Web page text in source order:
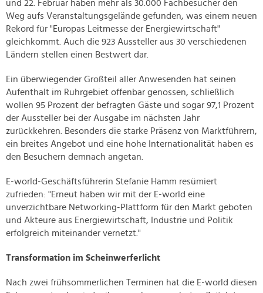
und 22. Februar haben mehr als 30.000 Fachbesucher den
Weg aufs Veranstaltungsgelände gefunden, was einem neuen
Rekord für "Europas Leitmesse der Energiewirtschaft"
gleichkommt. Auch die 923 Aussteller aus 30 verschiedenen
Ländern stellen einen Bestwert dar.
Ein überwiegender Großteil aller Anwesenden hat seinen
Aufenthalt im Ruhrgebiet offenbar genossen, schließlich
wollen 95 Prozent der befragten Gäste und sogar 97,1 Prozent
der Aussteller bei der Ausgabe im nächsten Jahr
zurückkehren. Besonders die starke Präsenz von Marktführern,
ein breites Angebot und eine hohe Internationalität haben es
den Besuchern demnach angetan.
E-world-Geschäftsführerin Stefanie Hamm resümiert
zufrieden: "Erneut haben wir mit der E-world eine
unverzichtbare Networking-Plattform für den Markt geboten
und Akteure aus Energiewirtschaft, Industrie und Politik
erfolgreich miteinander vernetzt."
Transformation im Scheinwerferlicht
Nach zwei frühsommerlichen Terminen hat die E-world diesen